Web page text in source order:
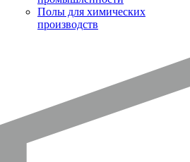
Полы для химических
производств